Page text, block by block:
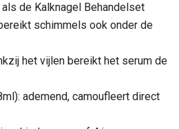
de Kalknagel Behandelset
schimmels ook onder de
het vijlen bereikt het serum de
ademend, camoufleert direct